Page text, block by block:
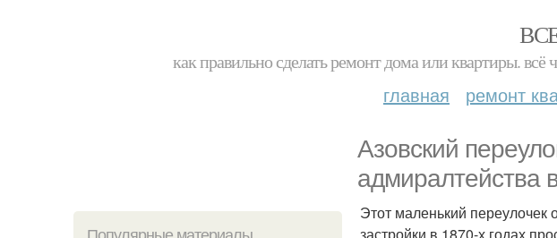
как правильно сделать ремонт дома или квартиры.
главная ремонт
Азовский
адмиралтейства
Этот маленький переулочек